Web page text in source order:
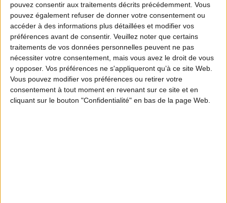
pouvez consentir aux traitements décrits précédemment. Vous
pouvez également refuser de donner votre consentement ou
accéder à des informations plus détaillées et modifier vos
préférences avant de consentir. Veuillez noter que certains
traitements de vos données personnelles peuvent ne pas
nécessiter votre consentement, mais vous avez le droit de vous
y opposer. Vos préférences ne s'appliqueront qu’à ce site Web.
Vous pouvez modifier vos préférences ou retirer votre
consentement à tout moment en revenant sur ce site et en
cliquant sur le bouton "Confidentialité" en bas de la page Web.